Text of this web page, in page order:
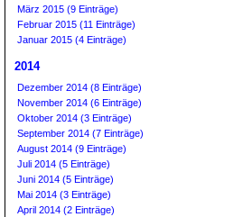
März 2015 (9 Einträge)
Februar 2015 (11 Einträge)
Januar 2015 (4 Einträge)
2014
Dezember 2014 (8 Einträge)
November 2014 (6 Einträge)
Oktober 2014 (3 Einträge)
September 2014 (7 Einträge)
August 2014 (9 Einträge)
Juli 2014 (5 Einträge)
Juni 2014 (5 Einträge)
Mai 2014 (3 Einträge)
April 2014 (2 Einträge)